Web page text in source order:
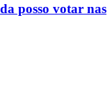
posso votar nas